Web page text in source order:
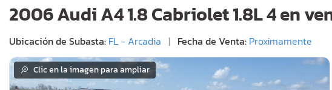
2006 Audi A4 1.8 Cabriolet 1.8L 4 en
Ubicación de Subasta: FL - Arcadia | Fecha de Venta: Proximamente
Clic en la imagen para ampliar